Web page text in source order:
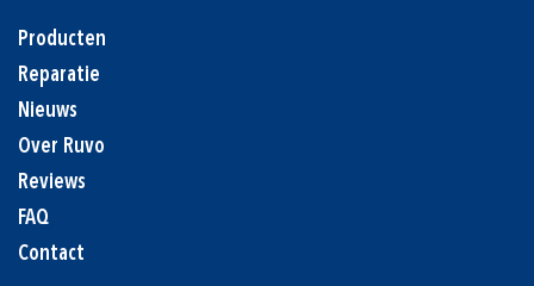
Producten
Reparatie
Nieuws
Over Ruvo
Reviews
FAQ
Contact